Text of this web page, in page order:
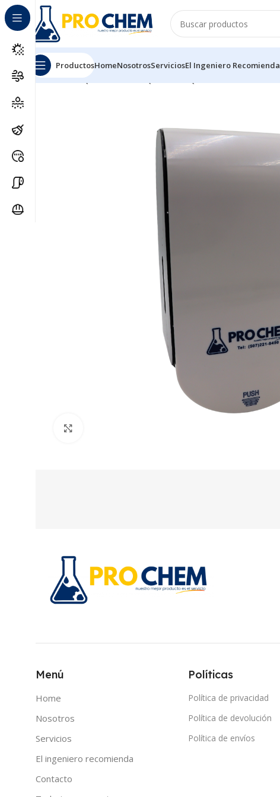
ProductosHomeNosotrosServiciosEl Ingeniero Recomienda
Inicio MAQUINARIAS Y EQUIPOS
Menú
Home
Nosotros
Servicios
El ingeniero recomienda
Contacto
Políticas
Política de privacidad
Política de devolución
Política de envíos